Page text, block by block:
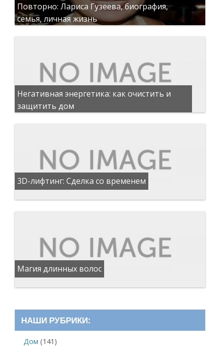
Повторно: Лариса Гузеева, биография,
семья, личная жизнь
Негативная энергетика: как очистить и
защитить дом
3D-лифтинг: Сделка со временем
Магия длинных волос
НАШИ РУБРИКИ:
Дом (141)